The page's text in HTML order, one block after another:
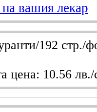
вашия лекар
192 стр./
цена: 10.56 лв./